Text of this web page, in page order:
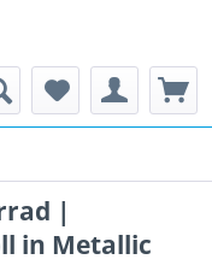
|
in Metallic